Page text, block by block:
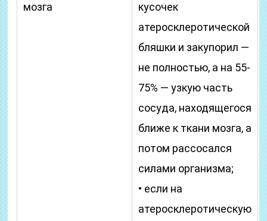
мозга
кусочек
атеросклеротической
бляшки и закупорил —
не полностью, а на 55-
75% — узкую часть
сосуда, находящегося
ближе к ткани мозга, а
потом рассосался
силами организма;
• если на
атеросклеротическую